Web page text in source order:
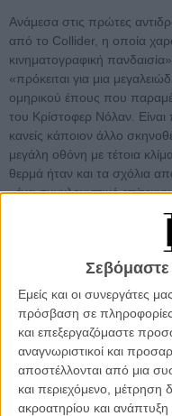
Σεβόμαστε
Εμείς και οι συνεργάτες
πρόσβαση σε
και επεξεργαζόμαστε
αναγνωριστικοί και
αποστέλλονται από μια
και περιεχόμενο, μέτρηση
ακροατηρίου και
Ανάμεσα στις πρώτες
από το Collider, η οποία
κινηματογραφική
«πρόκειται για μια
ομηρικού έπους που
του Κρίστοφερ Νόλαν.
κανείς κάποιον άλλο
μεγάλη οθόνη με τέτοια
θερμά ήταν και τα σχόλια
«ένα συγκλονιστικό
παρά ορισμένες μικρές
τελευταία πράξη ανταμείβει
Διαβάστε ακόμα:Ο Τομ